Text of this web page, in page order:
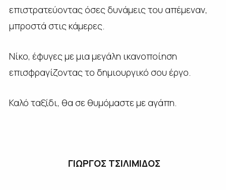
επιστρατεύοντας όσες δυνάμεις του απέμεναν,
μπροστά στις κάμερες.
Νίκο, έφυγες με μια μεγάλη ικανοποίηση
επισφραγίζοντας το δημιουργικό σου έργο.
Καλό ταξίδι, θα σε θυμόμαστε με αγάπη.
ΓΙΩΡΓΟΣ ΤΣΙΛΙΜΙΔΟΣ